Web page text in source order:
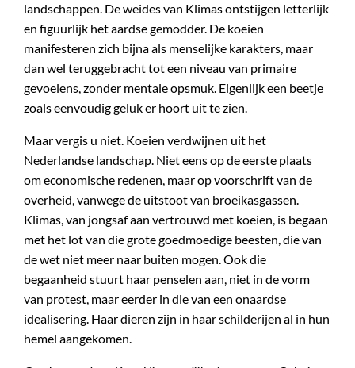
landschappen. De weides van Klimas ontstijgen letterlijk
en figuurlijk het aardse gemodder. De koeien
manifesteren zich bijna als menselijke karakters, maar
dan wel teruggebracht tot een niveau van primaire
gevoelens, zonder mentale opsmuk. Eigenlijk een beetje
zoals eenvoudig geluk er hoort uit te zien.
Maar vergis u niet. Koeien verdwijnen uit het
Nederlandse landschap. Niet eens op de eerste plaats
om economische redenen, maar op voorschrift van de
overheid, vanwege de uitstoot van broeikasgassen.
Klimas, van jongsaf aan vertrouwd met koeien, is begaan
met het lot van die grote goedmoedige beesten, die van
de wet niet meer naar buiten mogen. Ook die
begaanheid stuurt haar penselen aan, niet in de vorm
van protest, maar eerder in die van een onaardse
idealisering. Haar dieren zijn in haar schilderijen al in hun
hemel aangekomen.